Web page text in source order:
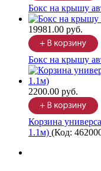
Бокс на крышу
19981.00 руб.
Бокс на крышу
2200.00 руб.
Корзина
1.1м) (Код: